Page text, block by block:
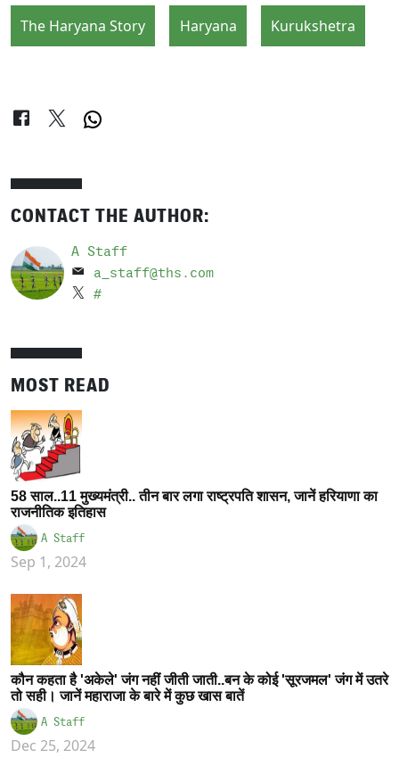
The Haryana Story Haryana Kurukshetra
CONTACT THE AUTHOR:
A Staff
a_staff@ths.com
#
MOST READ
58 साल..11 मुख्यमंत्री.. तीन बार लगा राष्ट्रपति शासन, जानें हरियाणा का
राजनीतिक इतिहास
A Staff
Sep 1, 2024
कौन कहता है 'अकेले' जंग नहीं जीती जाती..बन के कोई 'सूरजमल' जंग में उतरे
तो सही। जानें महाराजा के बारे में कुछ खास बातें
A Staff
Dec 25, 2024